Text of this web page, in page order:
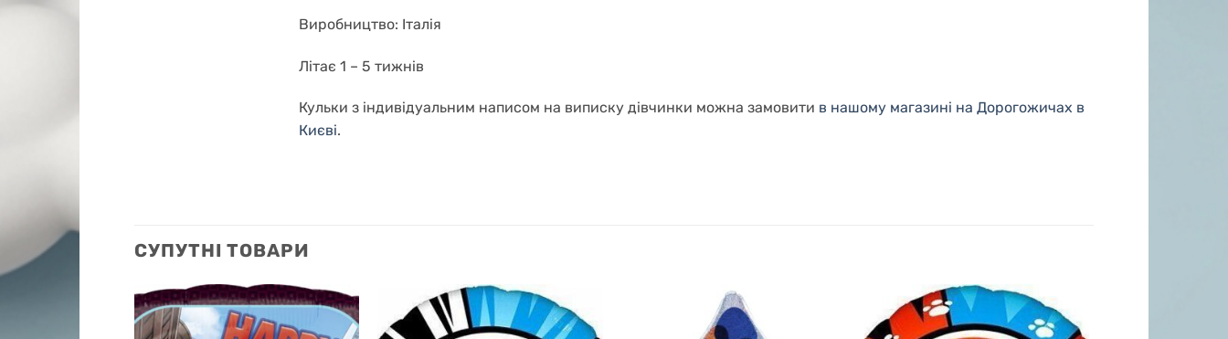
Виробництво: Італія
Літає 1 – 5 тижнів
Кульки з індивідуальним написом на виписку дівчинки можна замовити в нашому магазині на Дорогожичах в
Києві.
СУПУТНІ ТОВАРИ